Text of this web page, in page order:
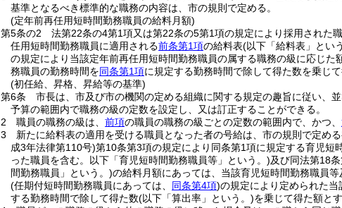
基準となるべき標準的な職務の内容は、市の規則で定める。
(定年前再任用短時間勤務職員の給料月額)
第5条の2
法第22条の4第1項又は第22条の5第1項の規定により採用された
任用短時間勤務職員に適用される前条第1項の給料表(以下「給料表」とい
の規定により当該定年前再任用短時間勤務職員の属する職務の級に応じた
務職員の勤務時間を同条第1項に規定する勤務時間で除して得た数を乗じて
(初任給、昇格、昇給等の基準)
第6条
市長は、市及び市の機関の定める組織に関する規定の趣旨に従い、
予算の範囲内で職務の級の定数を設定し、又は訂正することができる。
2
職員の職務の級は、 前項の職員の職務の級ごとの定数の範囲内で、かつ、
3
新たに給料表の適用を受ける職員となった者の号給は、市の規則で定め
成3年法律第110号)第10条第3項の規定により同条第1項に規定する育児短
った職員を含む。以下「育児短時間勤務職員等」という。)及び同法第18
間勤務職員」という。)の給料月額にあっては、当該育児短時間勤務職員
(任期付短時間勤務職員にあっては、 同条第4項)の規定により定められた
する勤務時間で除して得た数(以下「算出率」という。)を乗じて得た額とす